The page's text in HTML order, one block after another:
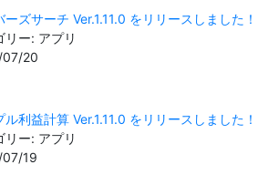
ーズサーチ Ver.1.11.0 をリリースしました！
リー: アプリ
20
ル利益計算 Ver.1.11.0 をリリースしました！
リー: アプリ
19